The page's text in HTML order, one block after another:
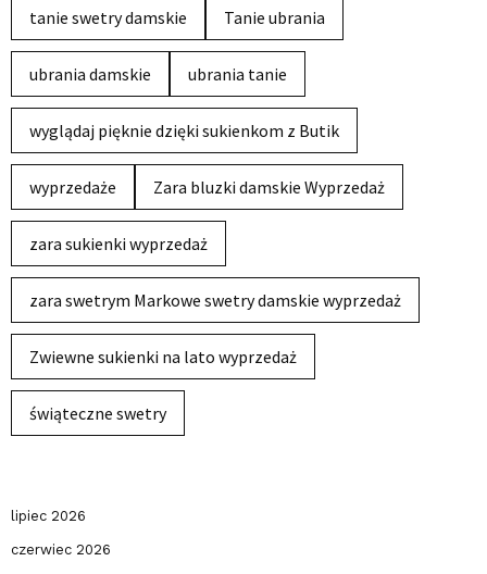
tanie swetry damskie Tanie ubrania
ubrania damskie ubrania tanie
wyglądaj pięknie dzięki sukienkom z Butik
wyprzedaże Zara bluzki damskie Wyprzedaż
zara sukienki wyprzedaż
zara swetrym Markowe swetry damskie wyprzedaż
Zwiewne sukienki na lato wyprzedaż
świąteczne swetry
lipiec 2026
czerwiec 2026